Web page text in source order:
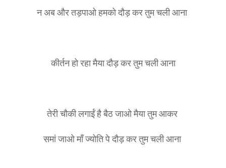
न अब और तड़पाओ हमको दौड़ कर तुम चली आना
कीर्तन हो रहा मैया दौड़ कर तुम चली आना
तेरी चौकी लगाईं है बैठ जाओ मैया तुम आकर
समां जाओ माँ ज्योति पे दौड़ कर तुम चली आना